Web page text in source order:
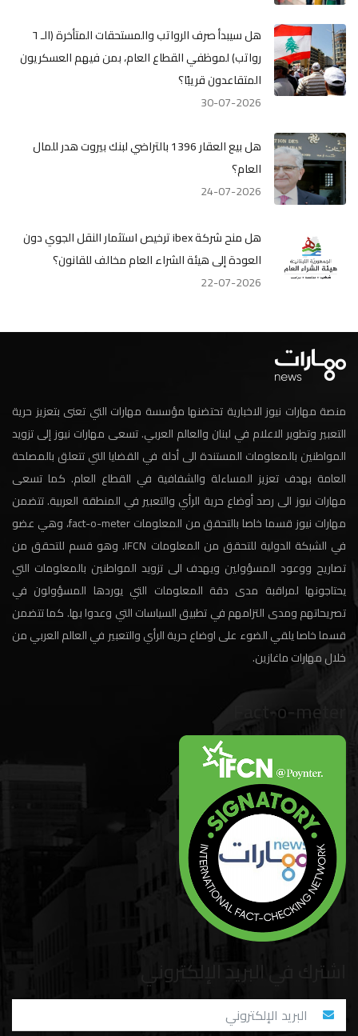
هل سيبدأ صرف الرواتب والمستحقات المتأخرة (الـ ٦
رواتب) لموظفي القطاع العام، بمن فيهم العسكريون
المتقاعدون قريبًا؟
30-07-2026
هل بيع العقار 1396 بالتراضي لبنك بيروت هدر للمال
العام؟
24-07-2026
هل منح شركة ibex ترخيص استثمار النقل الجوي دون
العودة إلى هيئة الشراء العام مخالف للقانون؟
22-07-2026
منصة مهارات نيوز الاخبارية تحتضنها مؤسسة مهارات التي تعنى بتعزيز حرية
التعبير وتطوير الاعلام في لبنان والعالم العربي. تسعى مهارات نيوز إلى تزويد
المواطنين بالمعلومات المستندة الى أدلة في القضايا التي تتعلق بالمصلحة
العامة بهدف تعزيز المساءلة والشفافية في القطاع العام. كما تسعى
مهارات نيوز الى رصد أوضاع حرية الرأي والتعبير في المنطقة العربية. تتضمن
مهارات نيوز قسما خاصا بالتحقق من المعلومات fact-o-meter، وهي عضو
في الشبكة الدولية للتحقق من المعلومات IFCN. وهو قسم للتحقق من
تصاريح ووعود المسؤولين ويهدف الى تزويد المواطنين بالمعلومات التي
يحتاجونها لمراقبة مدى دقة المعلومات التي يوردها المسؤولون في
تصريحاتهم ومدى التزامهم في تطبيق السياسات التي وعدوا بها. كما تتضمن
قسما خاصا يلقي الضوء على اوضاع حرية الرأي والتعبير في العالم العربي من
خلال مهارات ماغازين.
Fact-o-meter
اشترك في البريد الإلكتروني